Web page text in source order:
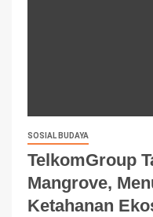
SOSIAL BUDAYA
TelkomGroup
Mangrove,
Ketahanan